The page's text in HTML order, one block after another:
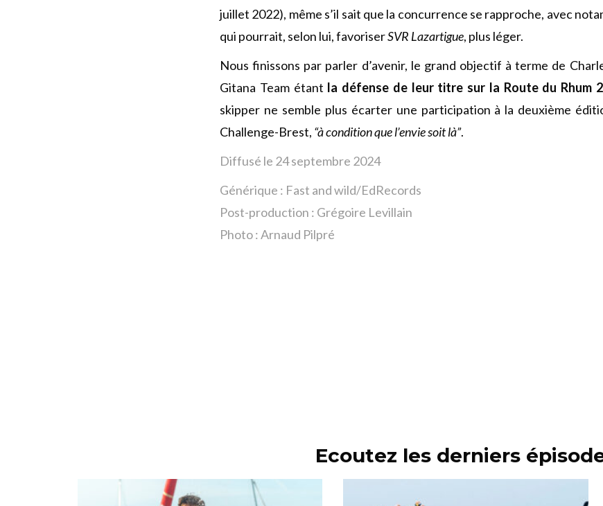
juillet 2022), même s’il sait que la concurrence se rapproche, avec
qui pourrait, selon lui, favoriserSVR Lazartigue, plus léger.
Nous finissons par parler d’avenir, le grand objectif à terme de
Gitana Team étant la défense de leur titre sur la Route du Rhum
skipper ne semble plus écarter une participation à la deuxième
Challenge-Brest, “à condition que l’envie soit là”.
Diffusé le 24 septembre 2024
Générique : Fast and wild/EdRecords
Post-production : Grégoire Levillain
Photo : Arnaud Pilpré
Ecoutez les derniers